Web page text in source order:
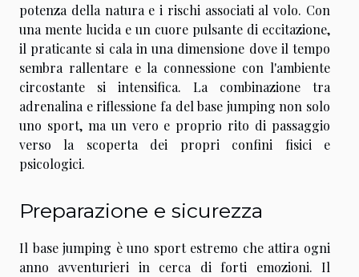
potenza della natura e i rischi associati al volo. Con
una mente lucida e un cuore pulsante di eccitazione,
il praticante si cala in una dimensione dove il tempo
sembra rallentare e la connessione con l'ambiente
circostante si intensifica. La combinazione tra
adrenalina e riflessione fa del base jumping non solo
uno sport, ma un vero e proprio rito di passaggio
verso la scoperta dei propri confini fisici e
psicologici.
Preparazione e sicurezza
Il base jumping è uno sport estremo che attira ogni
anno avventurieri in cerca di forti emozioni. Il